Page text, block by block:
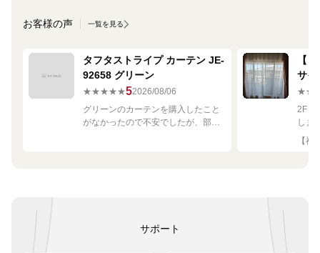
お客様の声 一覧を見る
タフタストライプ カーテン JE-
92658 グリーン
★★★★★52026/08/06
グリーンのカーテンを購入したこと
がなかったので不安でしたが、部屋
【
サイ
2Fリ
しま
し
で
【神
サポート